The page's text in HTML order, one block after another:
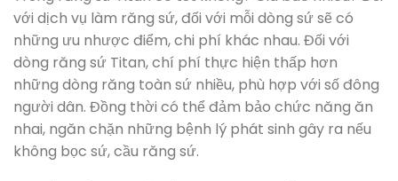
với dịch vụ làm răng sứ, đối với mỗi dòng sứ sẽ có
những ưu nhược điểm, chi phí khác nhau. Đối với
dòng răng sứ Titan, chí phí thực hiện thấp hơn
những dòng răng toàn sứ nhiều, phù hợp với số đông
người dân. Đồng thời có thể đảm bảo chức năng ăn
nhai, ngăn chặn những bệnh lý phát sinh gây ra nếu
không bọc sứ, cầu răng sứ.